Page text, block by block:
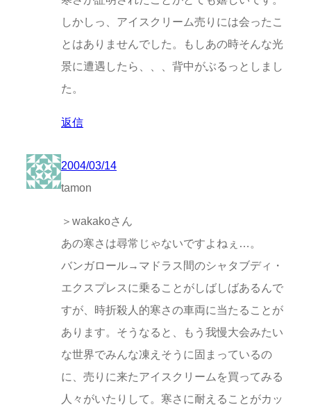
しかしっ、アイスクリーム売りには会ったこ
とはありませんでした。もしあの時そんな光
景に遭遇したら、、、背中がぶるっとしまし
た。
返信
2004/03/14
tamon
＞wakakoさん
あの寒さは尋常じゃないですよねぇ…。
バンガロール→マドラス間のシャタブディ・
エクスプレスに乗ることがしばしばあるんで
すが、時折殺人的寒さの車両に当たることが
あります。そうなると、もう我慢大会みたい
な世界でみんな凍えそうに固まっているの
に、売りに来たアイスクリームを買ってみる
人々がいたりして。寒さに耐えることがカッ